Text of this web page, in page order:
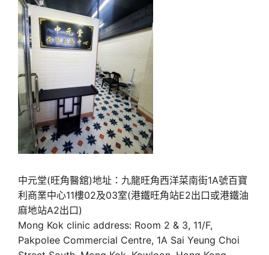
中元堂(旺角醫舘)地址：九龍旺角西洋菜南街1A號百寶
利商業中心11樓02及03室(港鐵旺角站E2出口或港鐵油
麻地站A2出口)
Mong Kok clinic address: Room 2 & 3, 11/F,
Pakpolee Commercial Centre, 1A Sai Yeung Choi